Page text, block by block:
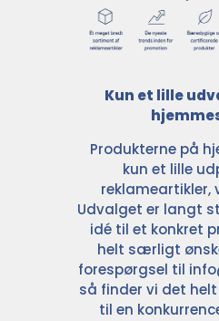
Kun et lille
Produkterne på
kun et lille
reklameartikler,
Udvalget er langt
idé til et konkret
helt særligt
forespørgsel til
så finder vi det
til en